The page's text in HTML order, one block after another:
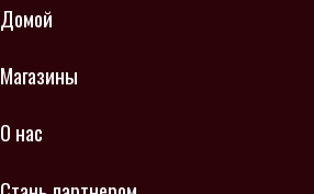
Домой
Магазины
О нас